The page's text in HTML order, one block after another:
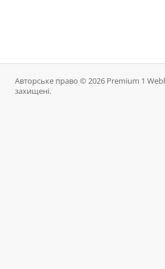
Авторське право © 2026 Premium 1
захищені.